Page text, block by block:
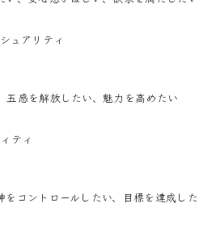
ュアリティ
五感を解放したい、魅力を高めたい
ティ
コントロールしたい、目標を達成した